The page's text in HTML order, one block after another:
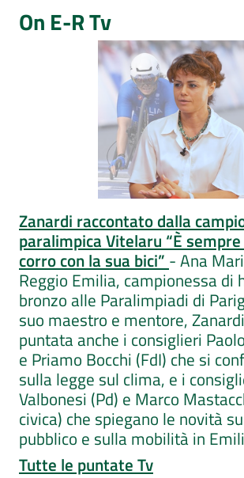
On E-R Tv
Zanardi raccontato dalla
paralimpica Vitelaru “È
corro con la sua bici” - Ana
Reggio Emilia, campionessa di
bronzo alle Paralimpiadi di
suo maestro e mentore,
puntata anche i consiglieri
e Priamo Bocchi (FdI) che si
sulla legge sul clima, e i
Valbonesi (Pd) e Marco
civica) che spiegano le novità
pubblico e sulla mobilità in
Tutte le puntate Tv